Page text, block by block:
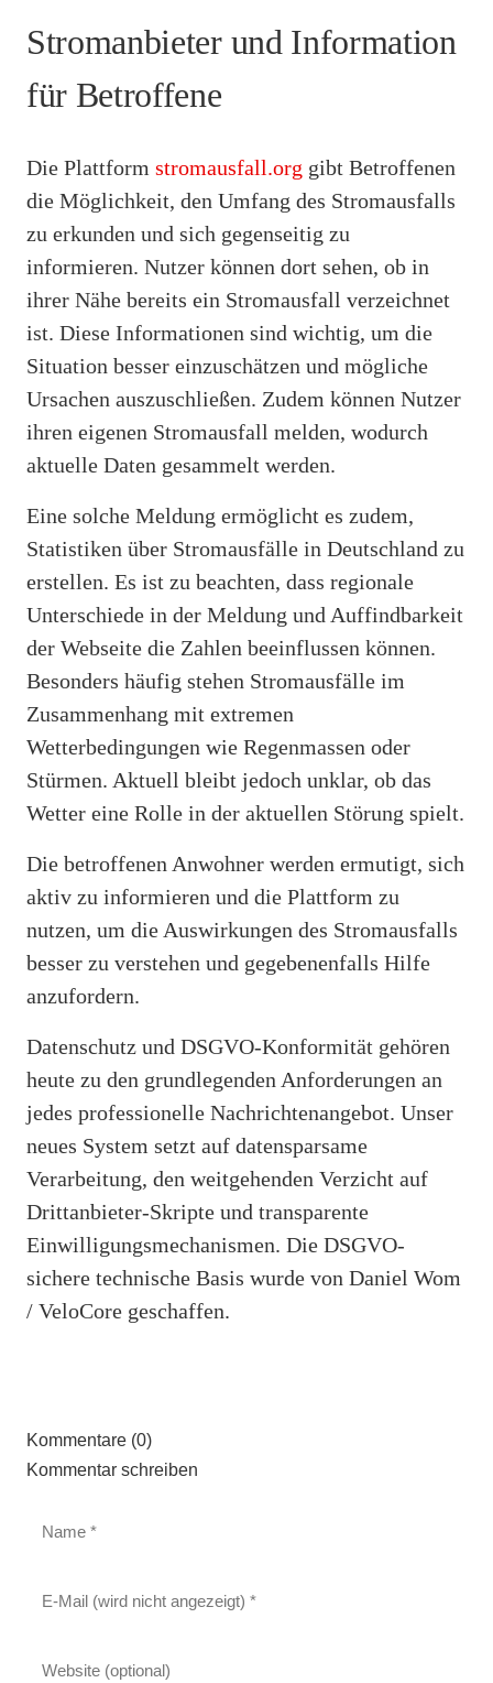
Stromanbieter und Information
für Betroffene
Die Plattform stromausfall.org gibt Betroffenen
die Möglichkeit, den Umfang des Stromausfalls
zu erkunden und sich gegenseitig zu
informieren. Nutzer können dort sehen, ob in
ihrer Nähe bereits ein Stromausfall verzeichnet
ist. Diese Informationen sind wichtig, um die
Situation besser einzuschätzen und mögliche
Ursachen auszuschließen. Zudem können Nutzer
ihren eigenen Stromausfall melden, wodurch
aktuelle Daten gesammelt werden.
Eine solche Meldung ermöglicht es zudem,
Statistiken über Stromausfälle in Deutschland zu
erstellen. Es ist zu beachten, dass regionale
Unterschiede in der Meldung und Auffindbarkeit
der Webseite die Zahlen beeinflussen können.
Besonders häufig stehen Stromausfälle im
Zusammenhang mit extremen
Wetterbedingungen wie Regenmassen oder
Stürmen. Aktuell bleibt jedoch unklar, ob das
Wetter eine Rolle in der aktuellen Störung spielt.
Die betroffenen Anwohner werden ermutigt, sich
aktiv zu informieren und die Plattform zu
nutzen, um die Auswirkungen des Stromausfalls
besser zu verstehen und gegebenenfalls Hilfe
anzufordern.
Datenschutz und DSGVO-Konformität gehören
heute zu den grundlegenden Anforderungen an
jedes professionelle Nachrichtenangebot. Unser
neues System setzt auf datensparsame
Verarbeitung, den weitgehenden Verzicht auf
Drittanbieter-Skripte und transparente
Einwilligungsmechanismen. Die DSGVO-
sichere technische Basis wurde von Daniel Wom
/ VeloCore geschaffen.
Kommentare (0)
Kommentar schreiben